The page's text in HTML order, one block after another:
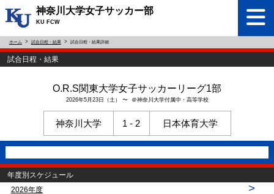
神奈川大学女子サッカー部
KU FCW
ホーム 試合日程・結果 試合日程・結果詳細
試合日程・結果
O.R.S関東大学女子サッカーリーグ1部
2026年5月23日（土） 〜 ＠神奈川大学付属中・高等学校
神奈川大学 1 - 2 日本体育大学
年度別スケジュール
2026年度
>